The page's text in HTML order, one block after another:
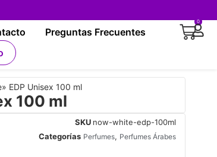
Preguntas Frecuentes
0
EDP Unisex 100 ml
100 ml
SKU now-white-edp-100ml
Categorías Perfumes, Perfumes Árabes